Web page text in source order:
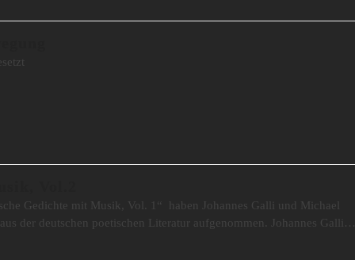
Gedichte mit Musik, Vol. 1“ haben Johannes Galli und Michael
der deutschen poetischen Literatur aufgenommen. Johannes Galli…